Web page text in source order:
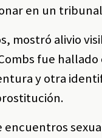
en un
mostró alivio
fue
y otra